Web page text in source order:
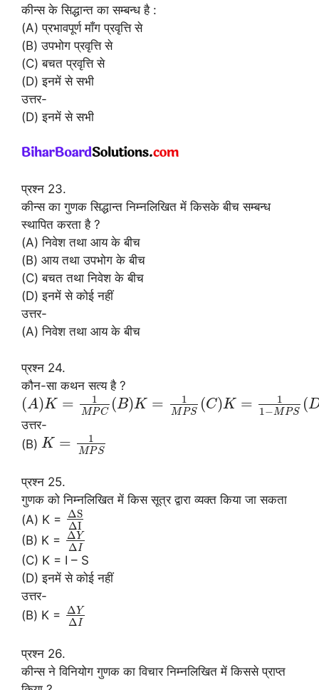
कीन्स के सिद्धान्त का सम्बन्ध है :
(A) प्रभावपूर्ण माँग प्रवृत्ति से
(B) उपभोग प्रवृत्ति से
(C) बचत प्रवृत्ति से
(D) इनमें से सभी
उत्तर-
(D) इनमें से सभी
प्रश्न 23.
कीन्स का गुणक सिद्धान्त निम्नलिखित में किसके बीच सम्बन्ध
स्थापित करता है ?
(A) निवेश तथा आय के बीच
(B) आय तथा उपभोग के बीच
(C) बचत तथा निवेश के बीच
(D) इनमें से कोई नहीं
उत्तर-
(A) निवेश तथा आय के बीच
प्रश्न 24.
कौन-सा कथन सत्य है ?
(A)K = 1
M PC (B)K = 1
M PS (C)K =
1
1 − M PS (
उत्तर-
(B) K = 1
MPS
प्रश्न 25.
गुणक को निम्नलिखित में किस सूत्र द्वारा व्यक्त किया जा सकता
(A) K =
ΔS
ΔI
(B) K = ΔY
ΔI
(C) K = I – S
(D) इनमें से कोई नहीं
उत्तर-
(B) K = ΔY
ΔI
प्रश्न 26.
कीन्स ने विनियोग गुणक का विचार निम्नलिखित में किससे प्राप्त